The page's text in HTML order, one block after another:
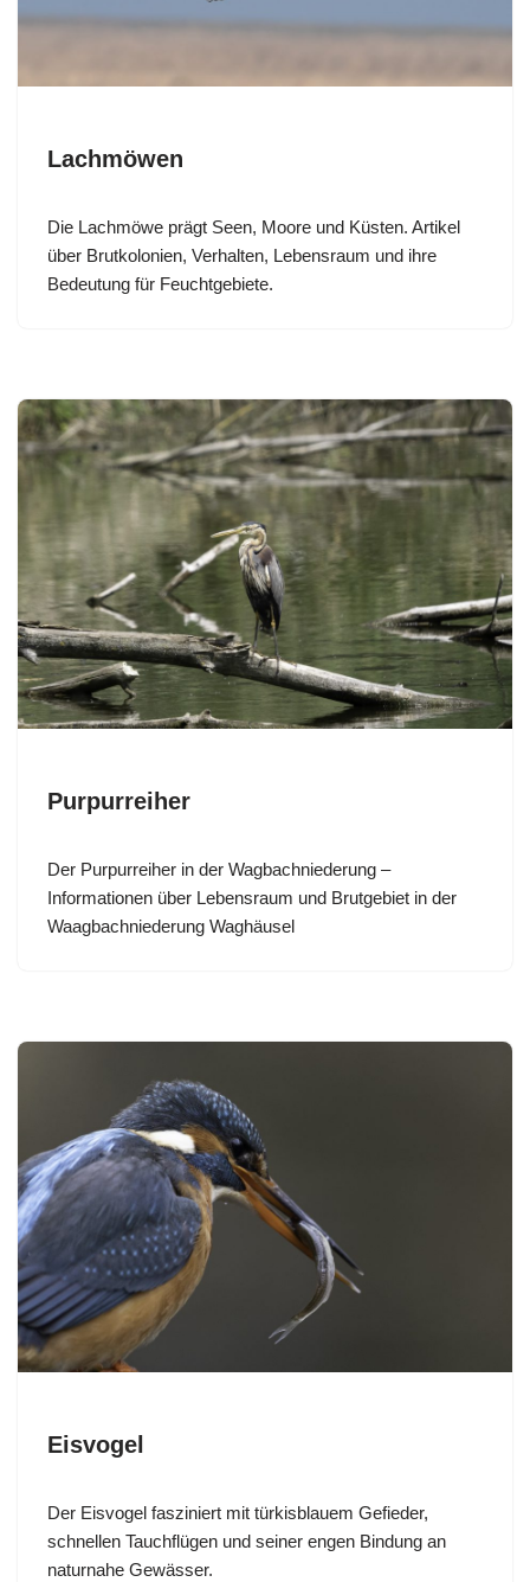
Lachmöwen
Die Lachmöwe prägt Seen, Moore und Küsten. Artikel
über Brutkolonien, Verhalten, Lebensraum und ihre
Bedeutung für Feuchtgebiete.
Purpurreiher
Der Purpurreiher in der Wagbachniederung –
Informationen über Lebensraum und Brutgebiet in der
Waagbachniederung Waghäusel
Eisvogel
Der Eisvogel fasziniert mit türkisblauem Gefieder,
schnellen Tauchflügen und seiner engen Bindung an
naturnahe Gewässer.